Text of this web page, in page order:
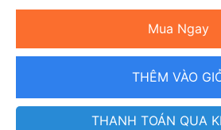
Mua Ngay
THÊM VÀO
THANH TOÁN QUA